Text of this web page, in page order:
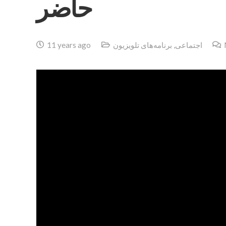
حاضر
11 years ago اجتماعی برنامه‌های تلویزیون